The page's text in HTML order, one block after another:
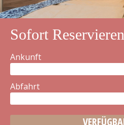
Zimmerpreise
Pauschalangebote
Video
RESTAURANT
Sofort Reservieren
Ankunft
Abfahrt